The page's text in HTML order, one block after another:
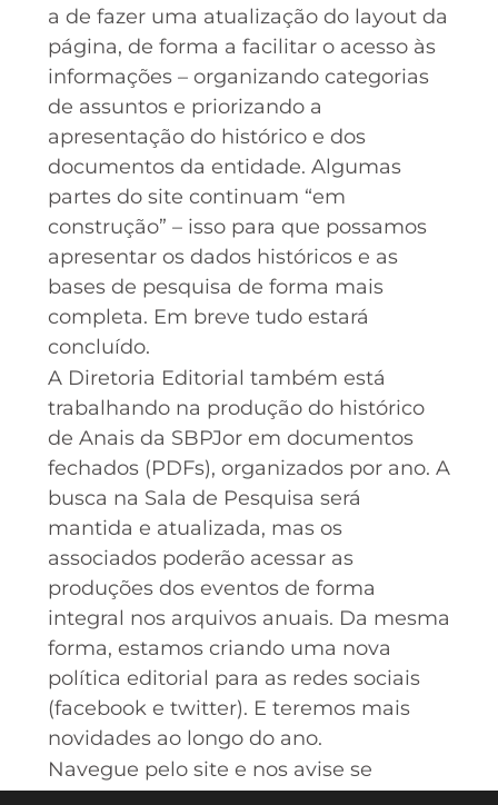
a de fazer uma atualização do layout da
página, de forma a facilitar o acesso às
informações – organizando categorias
de assuntos e priorizando ​a
apresentação do histórico e dos​
documentos da entidade. Algumas
partes do site continuam “em
construção” – isso para que possamos
apresentar os dados históricos e as
bases de pesquisa de forma mais
completa. Em breve tudo estará
concluído.
A Diretoria Editorial também está
trabalhando na produção do histórico
de Anais da SBPJor em documentos
fechados (PDFs), organizados por ano. A
busca na Sala de Pesquisa será
mantida e atualizada, mas os
associados poderão acessar as
produções dos eventos de forma
integral​ nos arquivos anuais​. Da mesma
forma, estamos criando uma nova
política editorial para as redes sociais
(facebook e twitter). E teremos mais
novidades ao longo do ano.
Navegue pelo site e nos avise se